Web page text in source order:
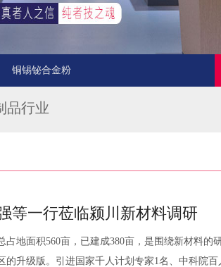
铜锡铋合金粉
品行业
等一行莅临颍川新材料调研
占地面积560亩，已建成380亩，是围绕新材料的
的升级版。引进国家千人计划专家1名、中科院